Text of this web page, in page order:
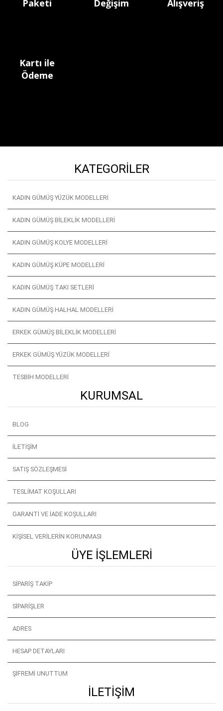
Paketi Değişim Alışveriş
Kartı ile
Ödeme
KATEGORILER
KADIN GÜMÜŞ YÜZÜK MODELLERI
KADIN GÜMÜŞ BILEKLIK MODELLERI
KADIN GÜMÜŞ KOLYE MODELLERI
KADIN GÜMÜŞ KÜPE MODELLERI
KADIN GÜMÜŞ TAKI SETLERI
KADIN GÜMÜŞ HALHAL MODELLERI
ERKEK GÜMÜŞ BILEKLIK MODELLERI
ERKEK GÜMÜŞ YÜZÜK MODELLERI
TESBIH MODELLERI
KURUMSAL
BLOG
İLETIŞIM
SATIŞ SÖZLEŞMESI
TESLIMAT KOŞULLARI
GARANTI VE İADE KOŞULLARI
KIŞISEL VERILERIN KORUNMASI
ÜYE İŞLEMLERI
SIPARIŞ TAKIP
SIPARIŞLER
ADRES
HESAP DETAYLARI
ŞIFREMI UNUTTUM
İLETIŞIM